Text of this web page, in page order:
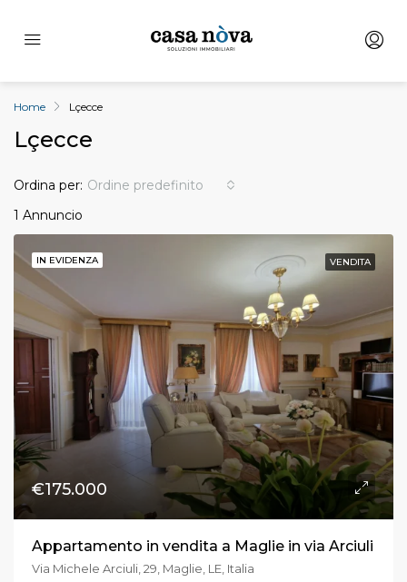
Home Lçecce
Lçecce
1 Annuncio
Ordina per: Ordine predefinito
IN EVIDENZA VENDITA
€175.000
Appartamento in vendita a Maglie in via Arciuli
Via Michele Arciuli, 29, Maglie, LE, Italia